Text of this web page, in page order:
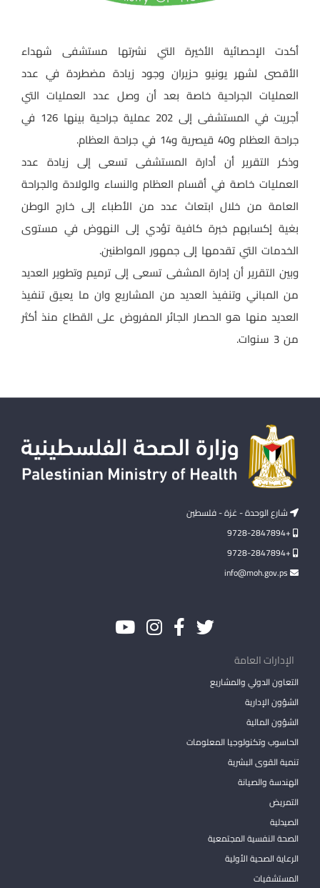
أكدت الإحصائية الأخيرة التي نشرتها مستشفى شهداء
الأقصى لشهر يونيو حزيران وجود زيادة مضطردة في عدد
العمليات الجراحية خاصة بعد أن وصل عدد العمليات التي
أجريت في المستشفى إلى 202 عملية جراحية بينها 126 في
جراحة العظام و40 قيصرية و14 في جراحة العظام.
وذكر التقرير أن أدارة المستشفى تسعى إلى زيادة عدد
العمليات خاصة في أقسام العظام والنساء والولادة والجراحة
العامة من خلال ابتعاث عدد من الأطباء إلى خارج الوطن
بغية إكسابهم خبرة كافية تؤدي إلى النهوض في مستوى
الخدمات التي تقدمها إلى جمهور المواطنين.
وبين التقرير أن إدارة المشفى تسعى إلى ترميم وتطوير العديد
من المباني وتنفيذ العديد من المشاريع وان ما يعيق تنفيذ
العديد منها هو الحصار الجائر المفروض على القطاع منذ أكثر
من 3 سنوات.
شارع الوحدة - غزة - فلسطين
+9728-2847894
+9728-2847894
الإدارات العامة
التعاون الدولي والمشاريع
الشؤون الإدارية
الشؤون المالية
الحاسوب وتكنولوجيا المعلومات
تنمية القوى البشرية
الهندسة والصيانة
التمريض
الصيدلية
الصحة النفسية المجتمعية
الرعاية الصحية الأولية
المستشفيات